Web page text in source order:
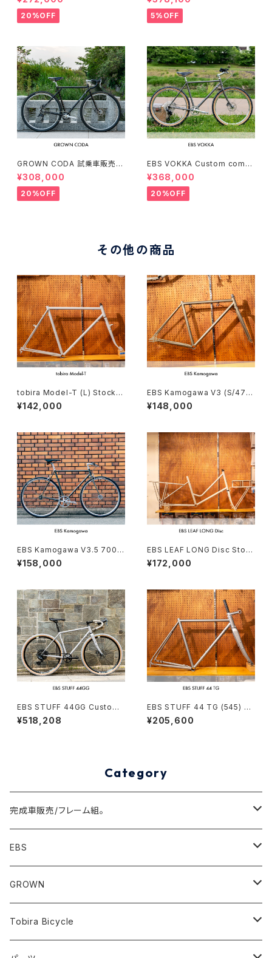
20%OFF 5%OFF
GROWN CODA 試乗車販売（1
66-174cm）
¥308,000
20%OFF
EBS VOKKA Custom compl
ete bike（166-173cm）
¥368,000
20%OFF
その他の商品
tobira Model-T (L) Stock f
rame order (deposit)
¥142,000
EBS Kamogawa V3 (S/470)
Stock frame order (deposi
t)
¥148,000
EBS Kamogawa V3.5 700C
Custom order (deposit)
¥158,000
EBS LEAF LONG Disc Stoc
k frame Order（deposit）
¥172,000
EBS STUFF 44GG Custom
complete bike（162-172c
m）
¥518,208
EBS STUFF 44 TG (545) St
ock frame order (deposit)
¥205,600
Category
完成車販売/フレーム組。
Minivelo(~20inch)
Cargo/Family
Commuter
EBS
Minivelo (~20 inch)
Horizontal 451
FLOAT 451
700C(~29inch) / 650B(27.5inch)
STUFF
GROWN
CODA
Tobira Bicycle